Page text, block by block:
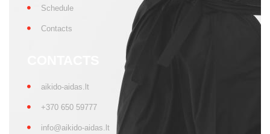
Schedule
Contacts
aikido-aidas.lt
+370 650 59777
info@aikido-aidas.lt